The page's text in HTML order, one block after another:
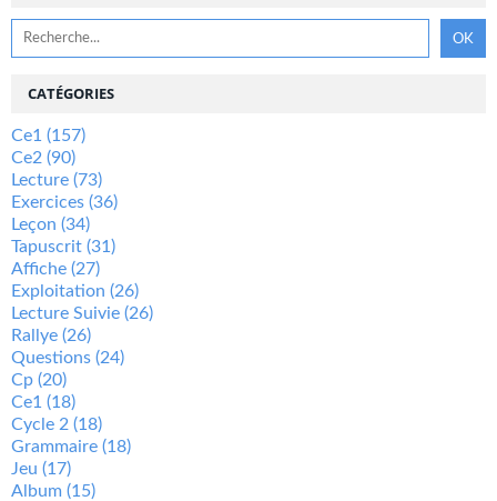
CATÉGORIES
Ce1 (157)
Ce2 (90)
Lecture (73)
Exercices (36)
Leçon (34)
Tapuscrit (31)
Affiche (27)
Exploitation (26)
Lecture Suivie (26)
Rallye (26)
Questions (24)
Cp (20)
Ce1 (18)
Cycle 2 (18)
Grammaire (18)
Jeu (17)
Album (15)